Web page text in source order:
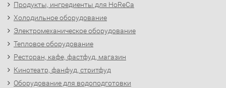
Продукты, ингредиенты для HoReCa
Холодильное оборудование
Электромеханическое оборудование
Тепловое оборудование
Ресторан, кафе, фастфуд, магазин
Кинотеатр, фанфуд, стритфуд
Оборудование для водоподготовки